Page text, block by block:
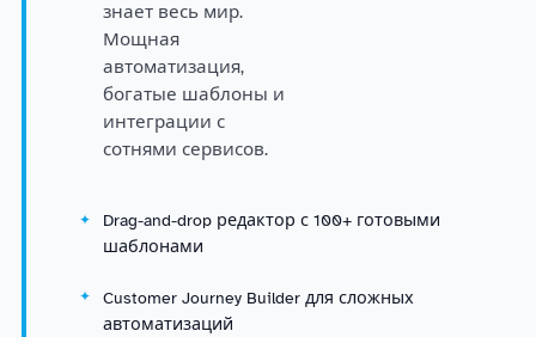
знает весь мир.
Мощная
автоматизация,
богатые шаблоны и
интеграции с
сотнями сервисов.
Drag-and-drop редактор с 100+ готовыми
шаблонами
Customer Journey Builder для сложных
автоматизаций